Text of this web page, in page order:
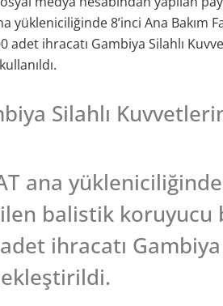
yükleniciliğinde 8’inci Ana
adet ihracatı Gambiya Silahlı
Silahlı
ana
balistik koruyucu
ihracatı